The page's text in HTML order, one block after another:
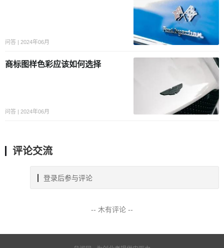
问答 | 2024年06月
商标图样色彩应该如何选择
问答 | 2024年06月
评论交流
登录后参与评论
-- 木有评论 --